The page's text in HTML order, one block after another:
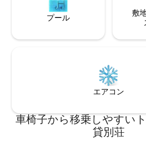
バニョレスは、文化的/歴史的興味を持つ
レクリエーションやスポーツ活動を行う
かな町です。ピリネー山脈とコスタブラ
スーパーマーケットがあります。 エリア
内の駐車場/ PARKING IN THE AREA:
（ES）*家の前は青いゾーンで、この時間
帯にマシンで支払う必要があります：月
20:30 *家の近くに無料駐車場がありま
す。例えば、下の通りのCarrer Torres i
Bages（すべての通りには白い線で駐車
場がマークされています）。 *家の近くに
プール
敷
エアコン
車椅子から移乗しやすい
貸別荘